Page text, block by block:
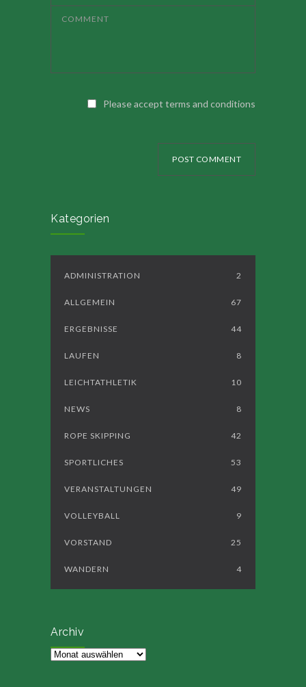
COMMENT
Please accept terms and conditions
POST COMMENT
Kategorien
ADMINISTRATION 2
ALLGEMEIN 67
ERGEBNISSE 44
LAUFEN 8
LEICHTATHLETIK 10
NEWS 8
ROPE SKIPPING 42
SPORTLICHES 53
VERANSTALTUNGEN 49
VOLLEYBALL 9
VORSTAND 25
WANDERN 4
Archiv
Archiv